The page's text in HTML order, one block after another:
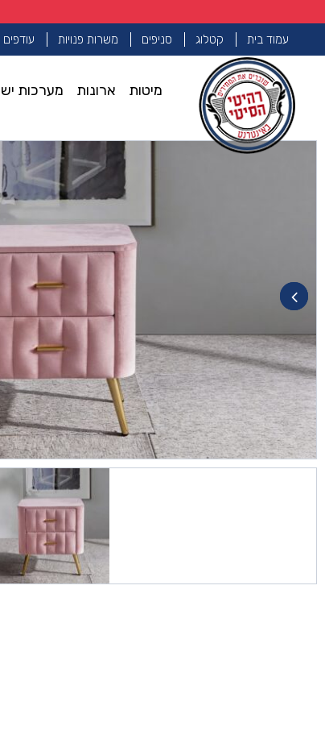
עמוד בית קטלוג סניפים משרות פנויות עודפים
מיטות ארונות מערכות
עמוד הבית >> שידות >>